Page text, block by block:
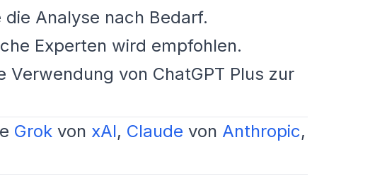
Analyse nach Bedarf.
Experten wird empfohlen.
Verwendung von ChatGPT Plus zur
Grok von xAI, Claude von Anthropic,